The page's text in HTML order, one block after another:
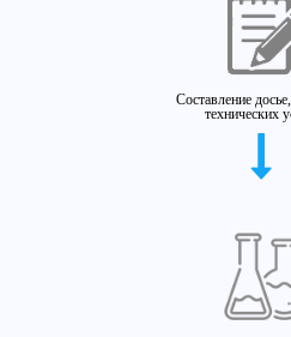
Составление
технических